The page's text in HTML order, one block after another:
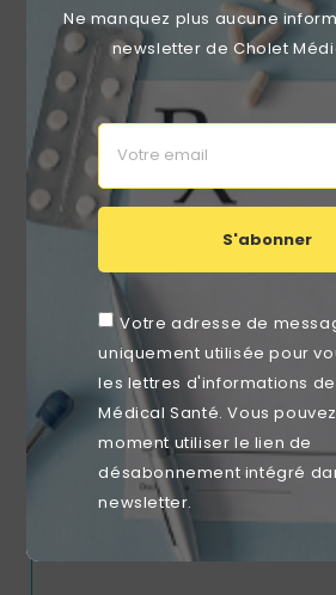
Ne manquez plus aucune
newsletter de Cholet
S'abonner
Votre adresse de
uniquement utilisée pour
les lettres d'informations
Médical Santé. Vous
moment utiliser le lien de
désabonnement intégré
newsletter.
Pince Anatomique À Usage
RUPTURE DE STOCK